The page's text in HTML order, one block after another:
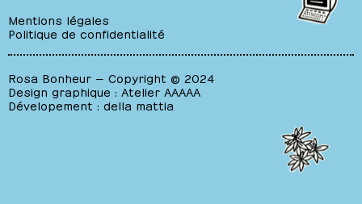
Mentions légales
Politique de confidentialité
Rosa Bonheur — Copyright © 2024
Design graphique : Atelier AAAAA
Dévelopement : della mattia